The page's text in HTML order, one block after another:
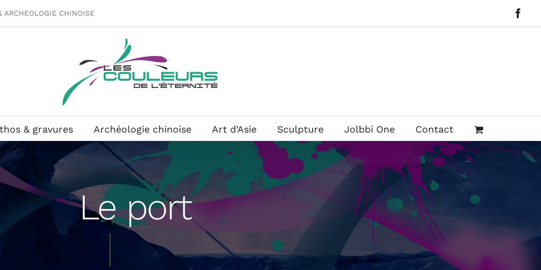
ARCHEOLOGIE CHINOISE
& gravures Archéologie chinoise Art d’Asie Sculpture Jolbbi One Contact
Le port